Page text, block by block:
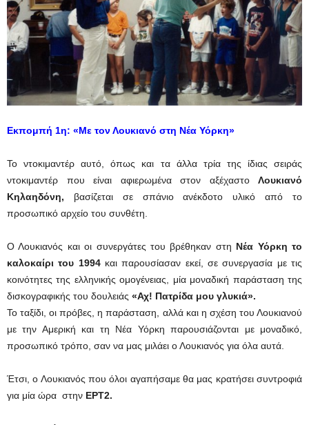
Eκπομπή 1η: «Με τον Λουκιανό στη Νέα Υόρκη»
Το ντοκιμαντέρ αυτό, όπως και τα άλλα τρία της ίδιας σειράς
ντοκιμαντέρ που είναι αφιερωμένα στον αξέχαστο Λουκιανό
Κηλαηδόνη, βασίζεται σε σπάνιο ανέκδοτο υλικό από το
προσωπικό αρχείο του συνθέτη.
Ο Λουκιανός και οι συνεργάτες του βρέθηκαν στη Νέα Υόρκη το
καλοκαίρι του 1994και παρουσίασαν εκεί, σε συνεργασία με τις
κοινότητες της ελληνικής ομογένειας, μία μοναδική παράσταση της
δισκογραφικής του δουλειάς «Αχ! Πατρίδα μου γλυκιά».
Το ταξίδι, οι πρόβες, η παράσταση, αλλά και η σχέση του Λουκιανού
με την Αμερική και τη Νέα Υόρκη παρουσιάζονται με μοναδικό,
προσωπικό τρόπο, σαν να μας μιλάει ο Λουκιανός για όλα αυτά.
Έτσι, ο Λουκιανός που όλοι αγαπήσαμε θα μας κρατήσει συντροφιά
για μία ώρα στην ΕΡΤ2.